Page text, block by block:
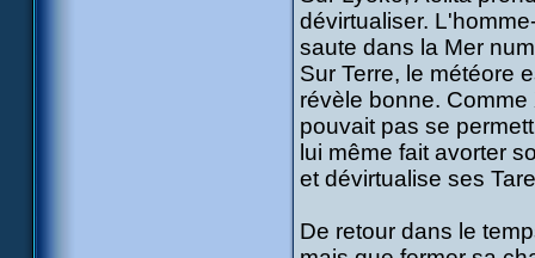
dévirtualiser.
saute dans la Mer
Sur Terre, le météore
révèle bonne.
pouvait pas se
lui même fait avorter
et dévirtualise ses
De retour dans le